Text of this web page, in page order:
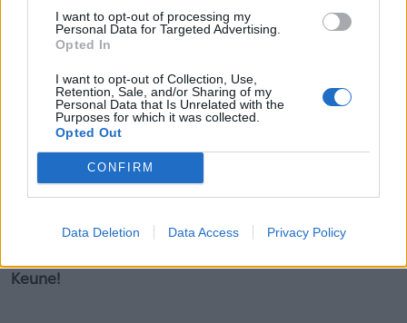
I want to opt-out of processing my
Personal Data for Targeted Advertising.
Opted In
I want to opt-out of Collection, Use,
Retention, Sale, and/or Sharing of my
Personal Data that Is Unrelated with the
Purposes for which it was collected.
Opted Out
CONFIRM
Data Deletion Data Access Privacy Policy
10.novembris plkst. 18:00
17.novembris plkst 18:00
24.novembris plkst. 18:00
PIETEIKTIES NODARBĪBAI!
Keune!